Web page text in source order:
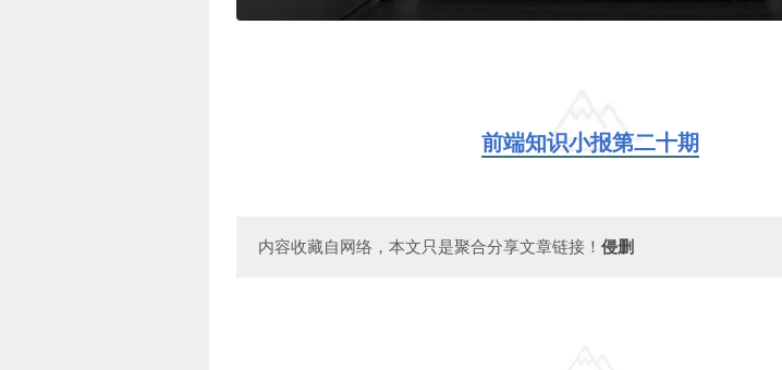
前端知识小报第二十期
内容收藏自网络，本文只是聚合分享文章链接！ 侵删